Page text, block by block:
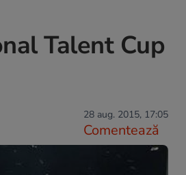
Talent Cup
28 aug. 2015, 17:05
Comentează